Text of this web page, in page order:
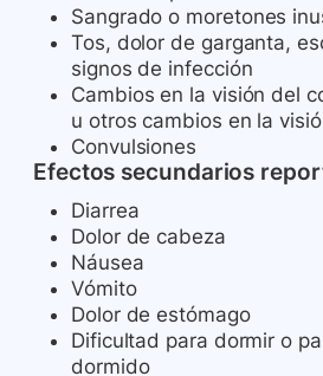
Sangrado o moretones
Tos, dolor de garganta,
signos de infección
Cambios en la visión del
u otros cambios en la
Convulsiones
Efectos secundarios
Diarrea
Dolor de cabeza
Náusea
Vómito
Dolor de estómago
Dificultad para dormir o
dormido